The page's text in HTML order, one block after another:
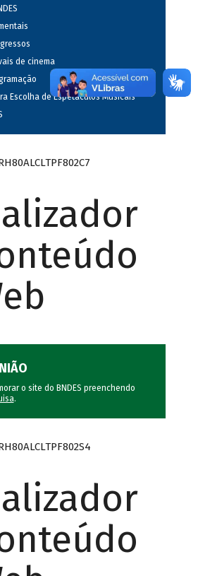
de cinema
Escolha de Espetáculos Musicais
o site do BNDES preenchendo
.